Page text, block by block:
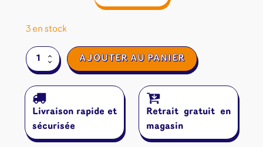
3 en stock
quantité
de
AJOUTER AU PANIER
Livraison rapide et
sécurisée
Retrait gratuit en
magasin